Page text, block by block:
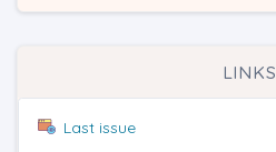
LINKS
Last issue